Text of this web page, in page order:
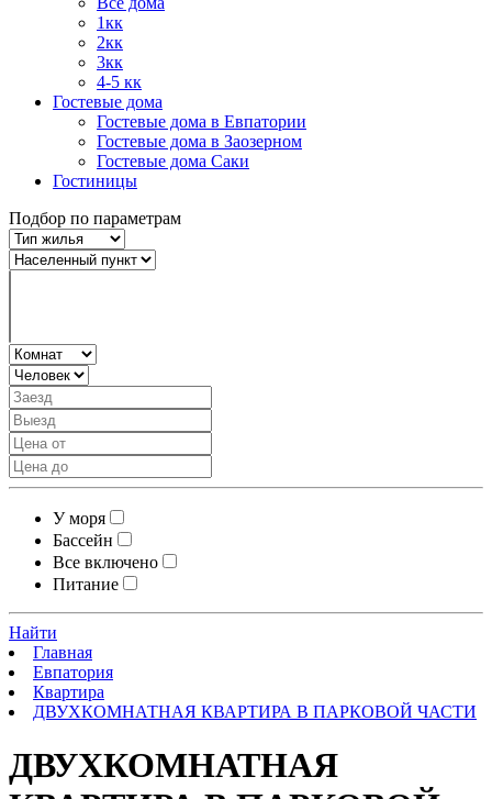
1кк
2кк
3кк
4-5 кк
Гостевые дома
Гостевые дома в Евпатории
Гостевые дома в Заозерном
Гостевые дома Саки
Гостиницы
Подбор по параметрам
У моря
Бассейн
Все включено
Питание
Найти
Главная
Евпатория
Квартира
ДВУХКОМНАТНАЯ КВАРТИРА В ПАРКОВОЙ ЧАСТИ
ДВУХКОМНАТНАЯ